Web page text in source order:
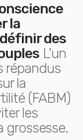
la
des
L'un
répandus
la
(FABM)
les
grossesse.